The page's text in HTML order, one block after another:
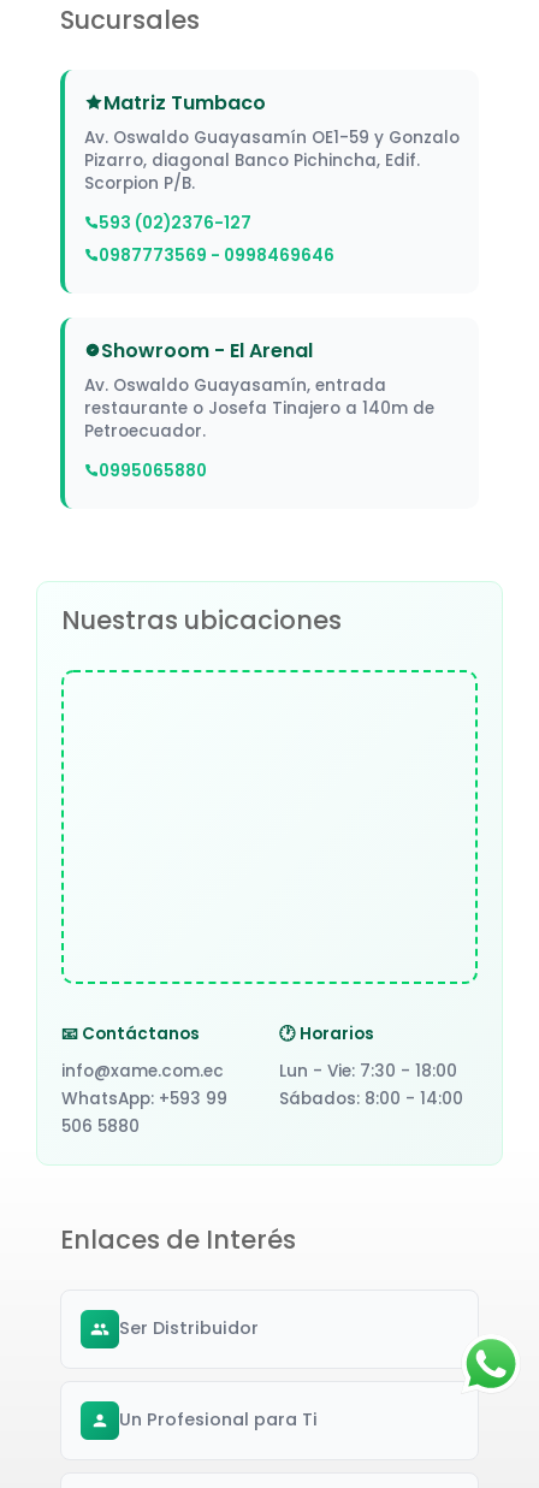
Sucursales
Matriz Tumbaco
Av. Oswaldo Guayasamín OE1-59 y Gonzalo
Pizarro, diagonal Banco Pichincha, Edif.
Scorpion P/B.
593 (02)2376-127
0987773569 - 0998469646
Showroom - El Arenal
Av. Oswaldo Guayasamín, entrada
restaurante o Josefa Tinajero a 140m de
Petroecuador.
0995065880
Nuestras ubicaciones
📧 Contáctanos
info@xame.com.ec
WhatsApp: +593 99
506 5880
🕐 Horarios
Lun - Vie: 7:30 - 18:00
Sábados: 8:00 - 14:00
Enlaces de Interés
Ser Distribuidor
Un Profesional para Ti